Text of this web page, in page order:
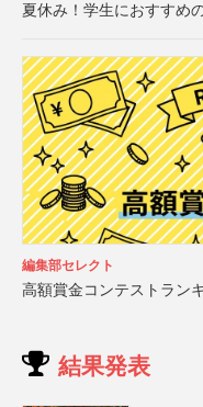
夏休み！学生におすすめ
編集部セレクト
高額賞金コンテストラン
結果発表